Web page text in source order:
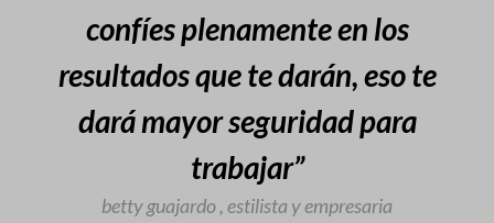
confíes plenamente en los
resultados que te darán, eso te
dará mayor seguridad para
trabajar”
betty guajardo , estilista y empresaria